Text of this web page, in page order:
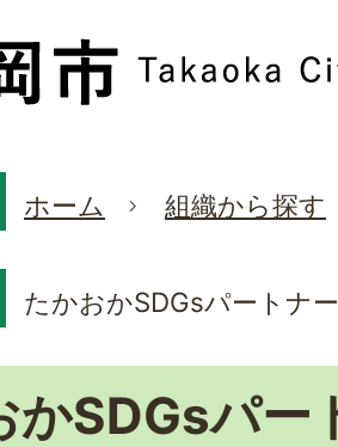
ホーム 組織から探す
たかおかSDGsパートナ
かSDGsパー